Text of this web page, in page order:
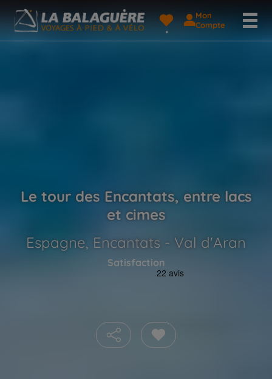
Mon
Compte
Le tour des Encantats, entre lacs
et cimes
Espagne, Encantats - Val d'Aran
Satisfaction